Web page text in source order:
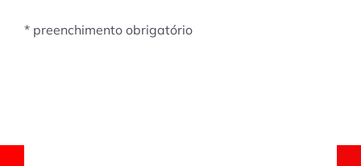
* preenchimento obrigatório